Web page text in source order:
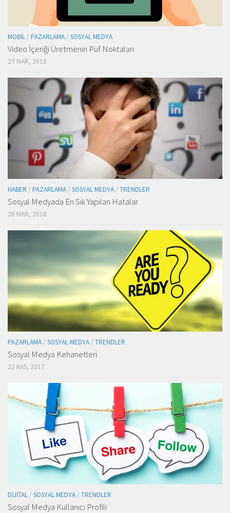
MOBIL / PAZARLAMA / SOSYAL MEDYA
Video İçeriği Üretmenin Püf Noktaları
27 MAR, 2018
HABER / PAZARLAMA / SOSYAL MEDYA / TRENDLER
Sosyal Medyada En Sık Yapılan Hatalar
26 MAR, 2018
PAZARLAMA / SOSYAL MEDYA / TRENDLER
Sosyal Medya Kehanetleri
22 KAS, 2017
DIJITAL / SOSYAL MEDYA / TRENDLER
Sosyal Medya Kullanıcı Profili